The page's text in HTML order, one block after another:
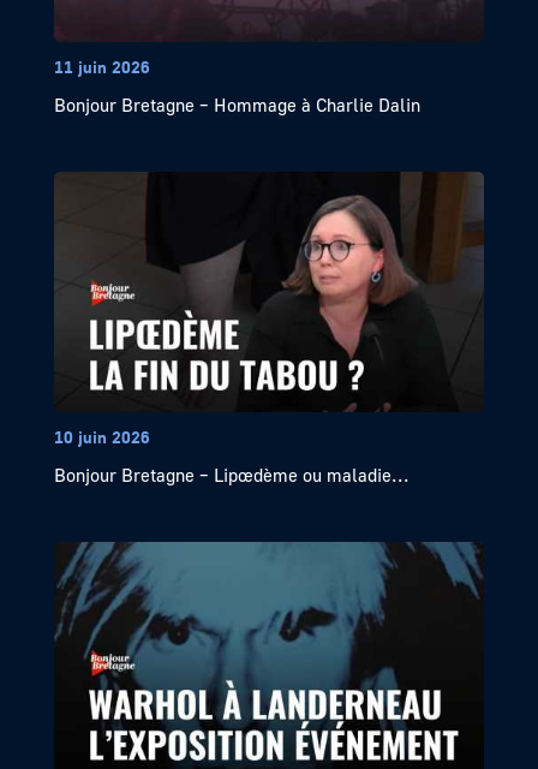
11 juin 2026
Bonjour Bretagne – Hommage à Charlie Dalin
10 juin 2026
Bonjour Bretagne – Lipœdème ou maladie...